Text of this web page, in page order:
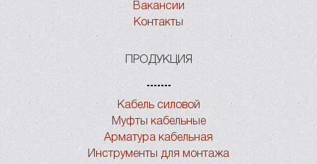
Вакансии
Контакты
ПРОДУКЦИЯ
Кабель силовой
Муфты кабельные
Арматура кабельная
Инструменты для монтажа